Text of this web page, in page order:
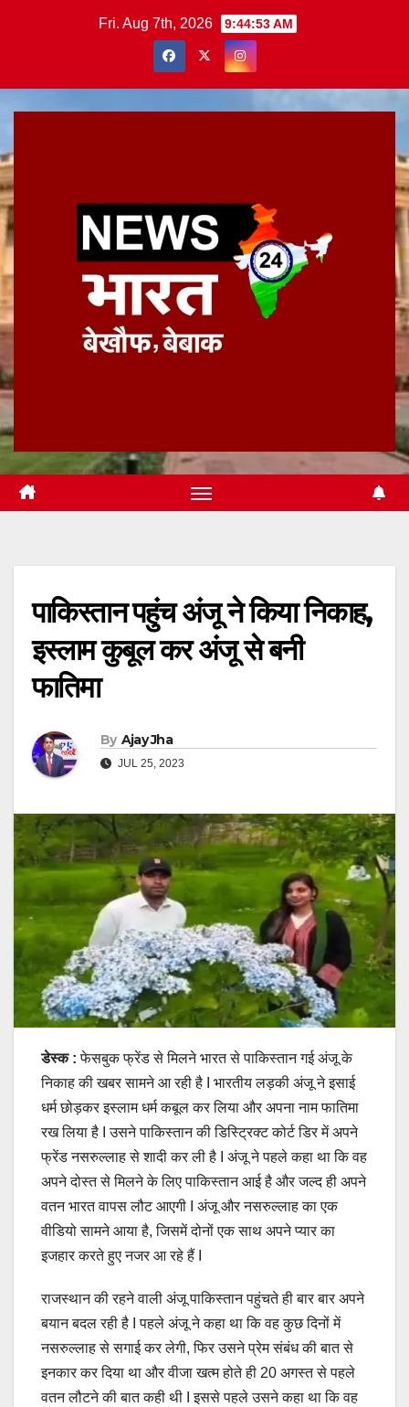
Fri. Aug 7th, 2026 9:44:53 AM
पाकिस्तान पहुंच अंजू ने किया निकाह,
इस्लाम कुबूल कर अंजू से बनी
फातिमा
By Ajay Jha
JUL 25, 2023
डेस्क :फेसबुक फ्रेंड से मिलने भारत से पाकिस्तान गई अंजू के
निकाह की खबर सामने आ रही है I भारतीय लड़की अंजू ने इसाई
धर्म छोड़कर इस्लाम धर्म कबूल कर लिया और अपना नाम फातिमा
रख लिया है I उसने पाकिस्तान की डिस्ट्रिक्ट कोर्ट डिर में अपने
फ्रेंड नसरुल्लाह से शादी कर ली है I अंजू ने पहले कहा था कि वह
अपने दोस्त से मिलने के लिए पाकिस्तान आई है और जल्द ही अपने
वतन भारत वापस लौट आएगी I अंजू और नसरुल्लाह का एक
वीडियो सामने आया है, जिसमें दोनों एक साथ अपने प्यार का
इजहार करते हुए नजर आ रहे हैं I
राजस्थान की रहने वाली अंजू पाकिस्तान पहुंचते ही बार बार अपने
बयान बदल रही है I पहले अंजू ने कहा था कि वह कुछ दिनों में
नसरुल्लाह से सगाई कर लेगी, फिर उसने प्रेम संबंध की बात से
इनकार कर दिया था और वीजा खत्म होते ही 20 अगस्त से पहले
वतन लौटने की बात कही थी I इससे पहले उसने कहा था कि वह